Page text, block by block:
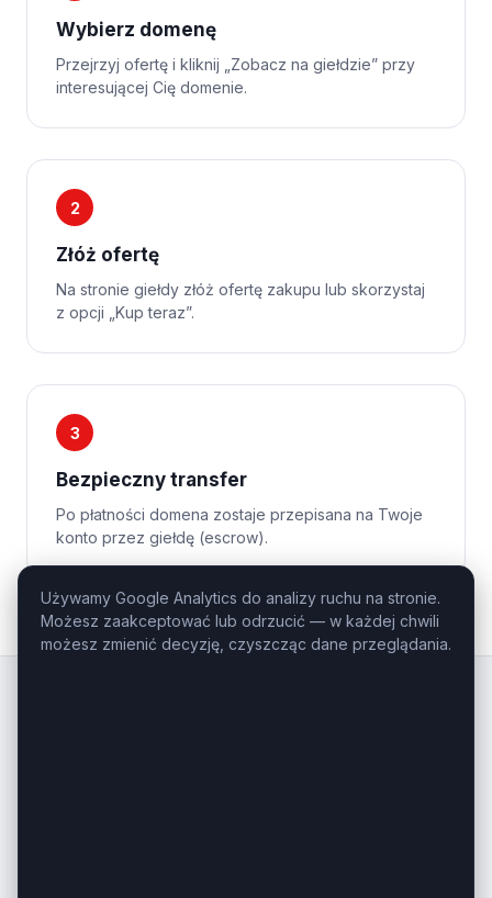
Wybierz domenę
Przejrzyj ofertę i kliknij „Zobacz na giełdzie” przy
interesującej Cię domenie.
2
Złóż ofertę
Na stronie giełdy złóż ofertę zakupu lub skorzystaj
z opcji „Kup teraz”.
3
Bezpieczny transfer
Po płatności domena zostaje przepisana na Twoje
konto przez giełdę (escrow).
Używamy Google Analytics do analizy ruchu na stronie.
Możesz zaakceptować lub odrzucić — w każdej chwili
możesz zmienić decyzję, czyszcząc dane przeglądania.